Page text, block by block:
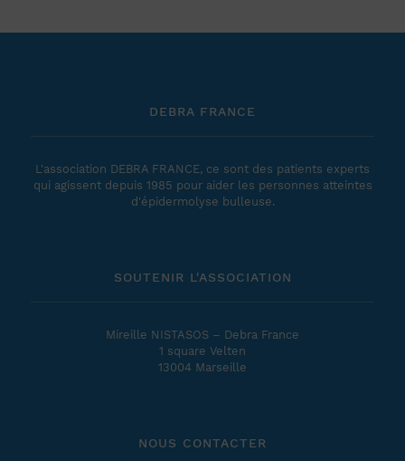
DEBRA FRANCE
L'association DEBRA FRANCE, ce sont des patients experts
qui agissent depuis 1985 pour aider les personnes atteintes
d'épidermolyse bulleuse.
SOUTENIR L'ASSOCIATION
Mireille NISTASOS – Debra France
1 square Velten
13004 Marseille
NOUS CONTACTER